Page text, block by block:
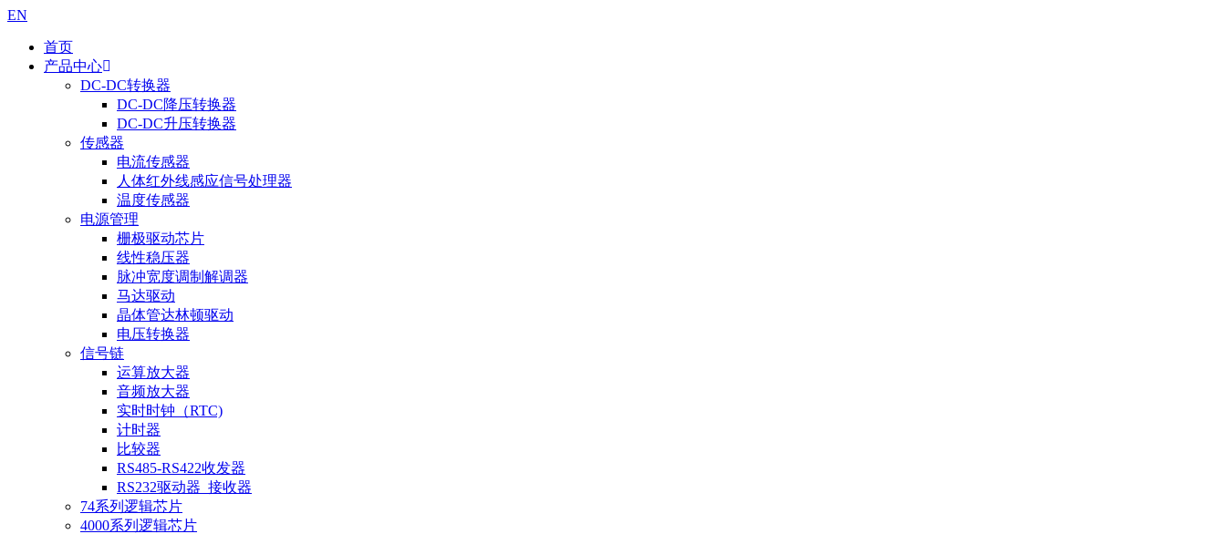
EN
首页
产品中心
DC-DC转换器
DC-DC降压转换器
DC-DC升压转换器
传感器
电流传感器
人体红外线感应信号处理器
温度传感器
电源管理
栅极驱动芯片
线性稳压器
脉冲宽度调制解调器
马达驱动
晶体管达林顿驱动
电压转换器
信号链
运算放大器
音频放大器
实时时钟（RTC)
计时器
比较器
RS485-RS422收发器
RS232驱动器_接收器
74系列逻辑芯片
4000系列逻辑芯片